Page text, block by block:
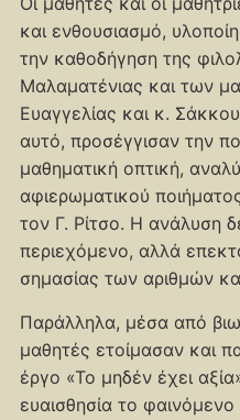
και ενθουσιασμό,
την καθοδήγηση της
Μαλαματένιας και των
Ευαγγελίας και κ.
αυτό, προσέγγισαν την
μαθηματική οπτική,
αφιερωματικού
τον Γ. Ρίτσο. Η ανάλυση
περιεχόμενο, αλλά
σημασίας των αριθμών
Παράλληλα, μέσα από
μαθητές ετοίμασαν και
έργο «Το μηδέν έχει
ευαισθησία το